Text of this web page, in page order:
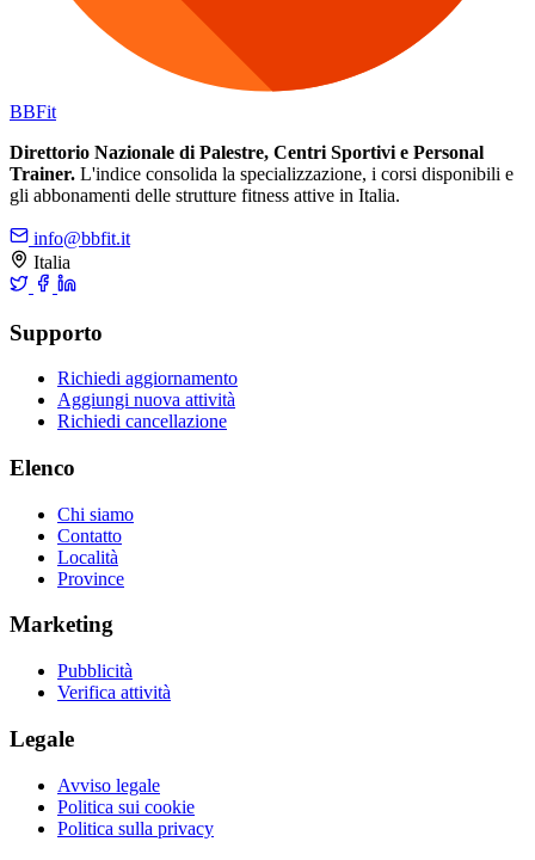
BBFit
Direttorio Nazionale di Palestre, Centri Sportivi e Personal
Trainer. L'indice consolida la specializzazione, i corsi disponibili e
gli abbonamenti delle strutture fitness attive in Italia.
info@bbfit.it
Italia
Supporto
Richiedi aggiornamento
Aggiungi nuova attività
Richiedi cancellazione
Elenco
Chi siamo
Contatto
Località
Province
Marketing
Pubblicità
Verifica attività
Legale
Avviso legale
Politica sui cookie
Politica sulla privacy